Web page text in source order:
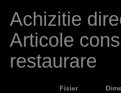
ş
t
i
a
Achizitie
Articole
restaurare
Fisier